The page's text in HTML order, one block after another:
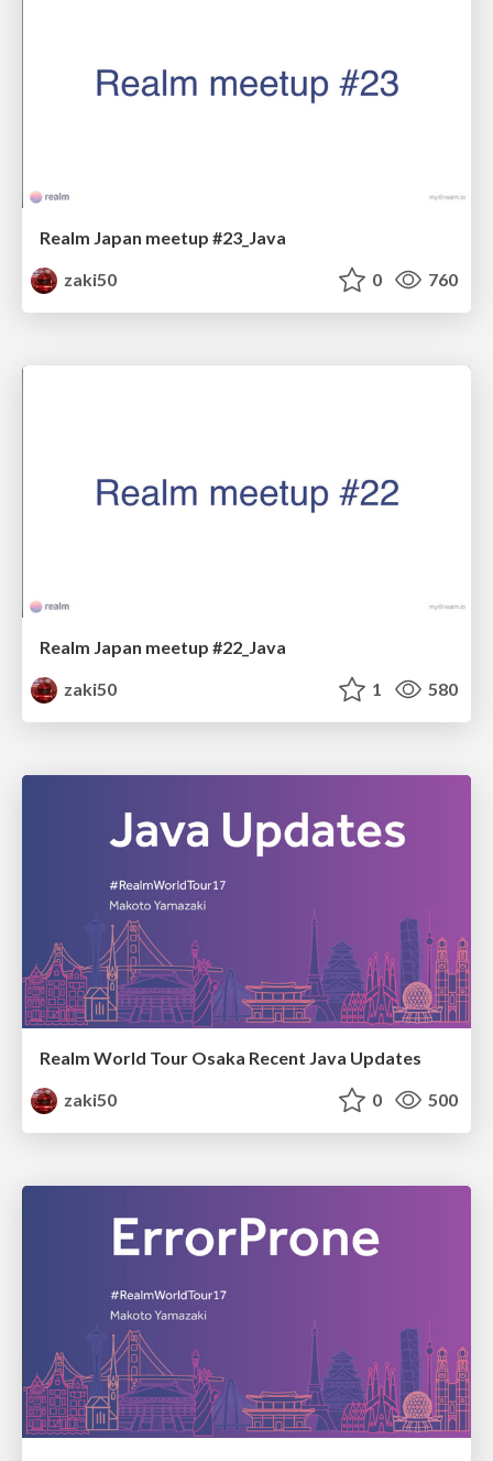
Realm Japan meetup #23_Java
zaki50
0 760
Realm Japan meetup #22_Java
zaki50
1 580
Realm World Tour Osaka Recent Java Updates
zaki50
0 500